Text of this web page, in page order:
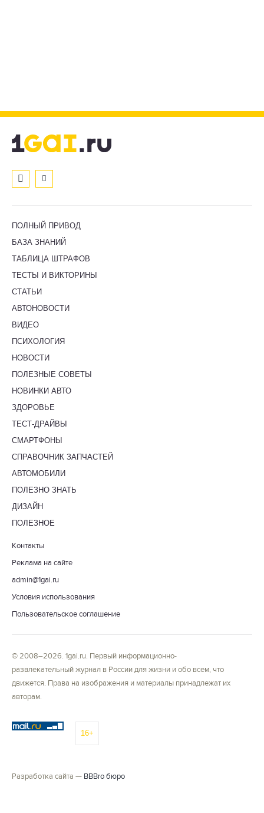
ПОЛНЫЙ ПРИВОД
БАЗА ЗНАНИЙ
ТАБЛИЦА ШТРАФОВ
ТЕСТЫ И ВИКТОРИНЫ
СТАТЬИ
АВТОНОВОСТИ
ВИДЕО
ПСИХОЛОГИЯ
НОВОСТИ
ПОЛЕЗНЫЕ СОВЕТЫ
НОВИНКИ АВТО
ЗДОРОВЬЕ
ТЕСТ-ДРАЙВЫ
СМАРТФОНЫ
СПРАВОЧНИК ЗАПЧАСТЕЙ
АВТОМОБИЛИ
ПОЛЕЗНО ЗНАТЬ
ДИЗАЙН
ПОЛЕЗНОЕ
Контакты
Реклама на сайте
admin@1gai.ru
Условия использования
Пользовательское соглашение
© 2008–2026. 1gai.ru. Первый информационно-
развлекательный журнал в России для жизни и обо всем, что
движется. Права на изображения и материалы принадлежат их
авторам.
16+
Разработка сайта — BBBro бюро